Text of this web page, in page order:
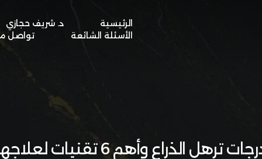
الرئيسية
د. شريف حجازي
الأسئلة الشائعة
تواصل
ترهل الذراع وأهم 6 تقنيات لعلاجها